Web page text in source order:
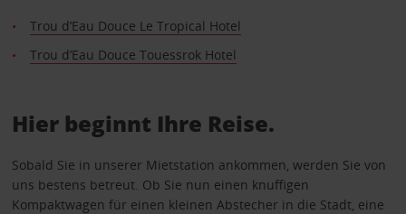
Trou d’Eau Douce Le Tropical Hotel
Trou d’Eau Douce Touessrok Hotel
Hier beginnt Ihre Reise.
Sobald Sie in unserer Mietstation ankommen, werden Sie von
uns bestens betreut. Ob Sie nun einen knuffigen
Kompaktwagen für einen kleinen Abstecher in die Stadt, eine